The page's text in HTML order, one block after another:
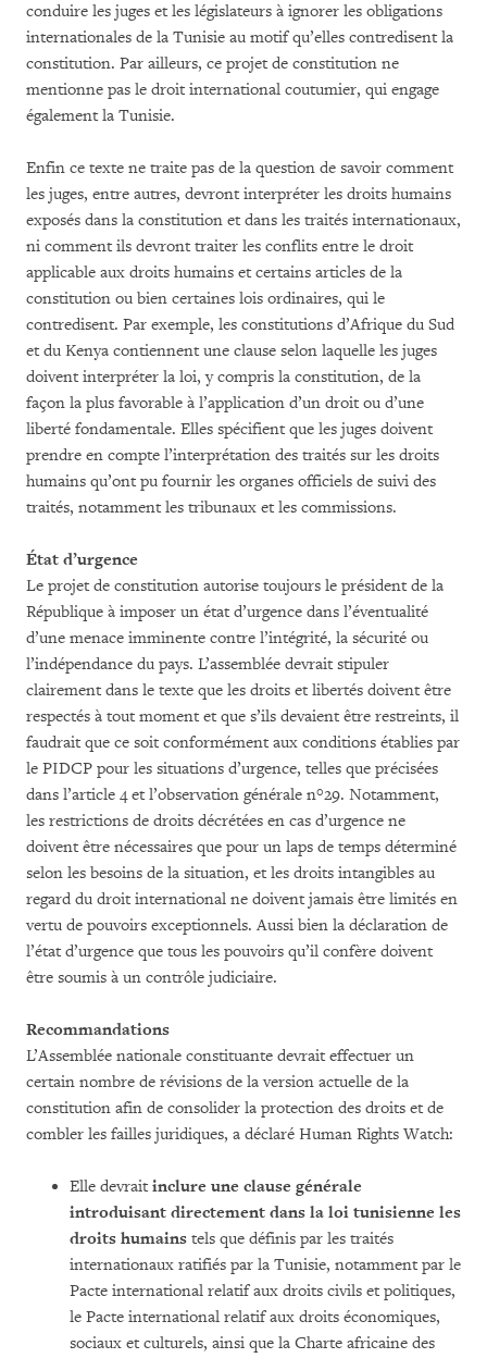
conduire les juges et les législateurs à ignorer les obligations
internationales de la Tunisie au motif qu’elles contredisent la
constitution. Par ailleurs, ce projet de constitution ne
mentionne pas le droit international coutumier, qui engage
également la Tunisie.
Enfin ce texte ne traite pas de la question de savoir comment
les juges, entre autres, devront interpréter les droits humains
exposés dans la constitution et dans les traités internationaux,
ni comment ils devront traiter les conflits entre le droit
applicable aux droits humains et certains articles de la
constitution ou bien certaines lois ordinaires, qui le
contredisent. Par exemple, les constitutions d’Afrique du Sud
et du Kenya contiennent une clause selon laquelle les juges
doivent interpréter la loi, y compris la constitution, de la
façon la plus favorable à l’application d’un droit ou d’une
liberté fondamentale. Elles spécifient que les juges doivent
prendre en compte l’interprétation des traités sur les droits
humains qu’ont pu fournir les organes officiels de suivi des
traités, notamment les tribunaux et les commissions.
État d’urgence
Le projet de constitution autorise toujours le président de la
République à imposer un état d’urgence dans l’éventualité
d’une menace imminente contre l’intégrité, la sécurité ou
l’indépendance du pays. L’assemblée devrait stipuler
clairement dans le texte que les droits et libertés doivent être
respectés à tout moment et que s’ils devaient être restreints, il
faudrait que ce soit conformément aux conditions établies par
le PIDCP pour les situations d’urgence, telles que précisées
dans l’article 4 et l’observation générale n°29. Notamment,
les restrictions de droits décrétées en cas d’urgence ne
doivent être nécessaires que pour un laps de temps déterminé
selon les besoins de la situation, et les droits intangibles au
regard du droit international ne doivent jamais être limités en
vertu de pouvoirs exceptionnels. Aussi bien la déclaration de
l’état d’urgence que tous les pouvoirs qu’il confère doivent
être soumis à un contrôle judiciaire.
Recommandations
L’Assemblée nationale constituante devrait effectuer un
certain nombre de révisions de la version actuelle de la
constitution afin de consolider la protection des droits et de
combler les failles juridiques, a déclaré Human Rights Watch:
Elle devrait inclure une clause générale
introduisant directement dans la loi tunisienne les
droits humains tels que définis par les traités
internationaux ratifiés par la Tunisie, notamment par le
Pacte international relatif aux droits civils et politiques,
le Pacte international relatif aux droits économiques,
sociaux et culturels, ainsi que la Charte africaine des